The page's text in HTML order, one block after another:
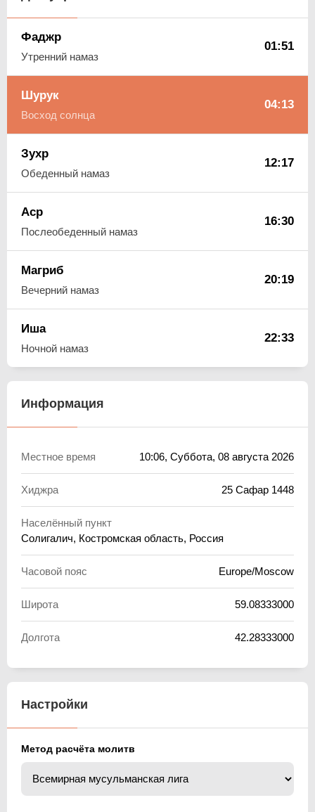
Фаджр
Утренний намаз
01:51
Шурук
Восход солнца
04:13
Зухр
Обеденный намаз
12:17
Аср
Послеобеденный намаз
16:30
Магриб
Вечерний намаз
20:19
Иша
Ночной намаз
22:33
Информация
Местное время 10:06, Суббота, 08 августа 2026
Хиджра 25 Сафар 1448
Населённый пункт
Солигалич, Костромская область, Россия
Часовой пояс Europe/Moscow
Широта 59.08333000
Долгота 42.28333000
Настройки
Метод расчёта молитв